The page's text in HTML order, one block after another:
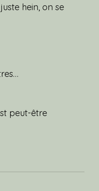
hein, on se
peut-être